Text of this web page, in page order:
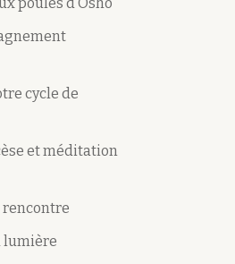
cycle de
et méditation
rencontre
lumière